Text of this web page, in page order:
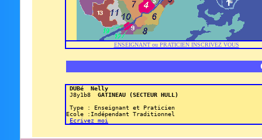
ENSEIGNANT ou PRATICIEN INSCRIVEZ VOUS
DUBé
Nelly
J8y1b8
GATINEAU (SECTEUR HULL)
Type : Enseignant et Praticien
Ecole :Indépendant Traditionnel
Ecrivez moi